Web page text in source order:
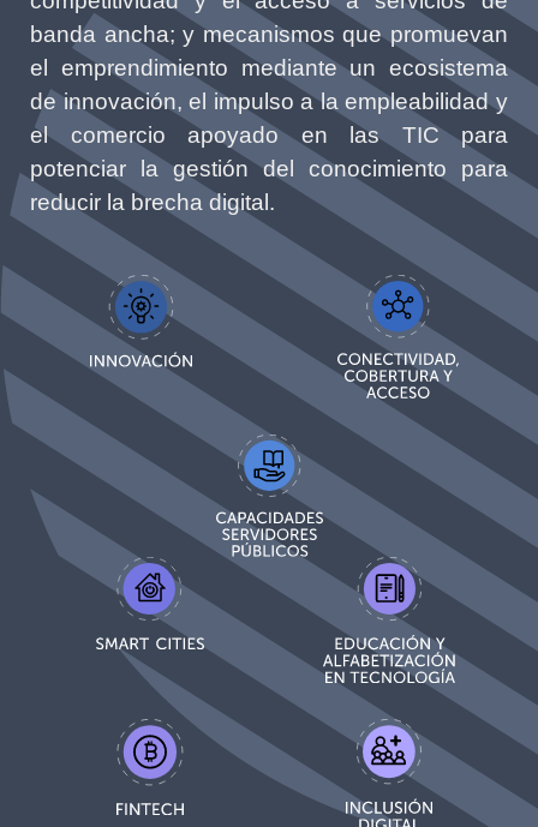
banda ancha; y mecanismos que promuevan
el emprendimiento mediante un ecosistema
de innovación, el impulso a la empleabilidad y
el comercio apoyado en las TIC para
potenciar la gestión del conocimiento para
reducir la brecha digital.